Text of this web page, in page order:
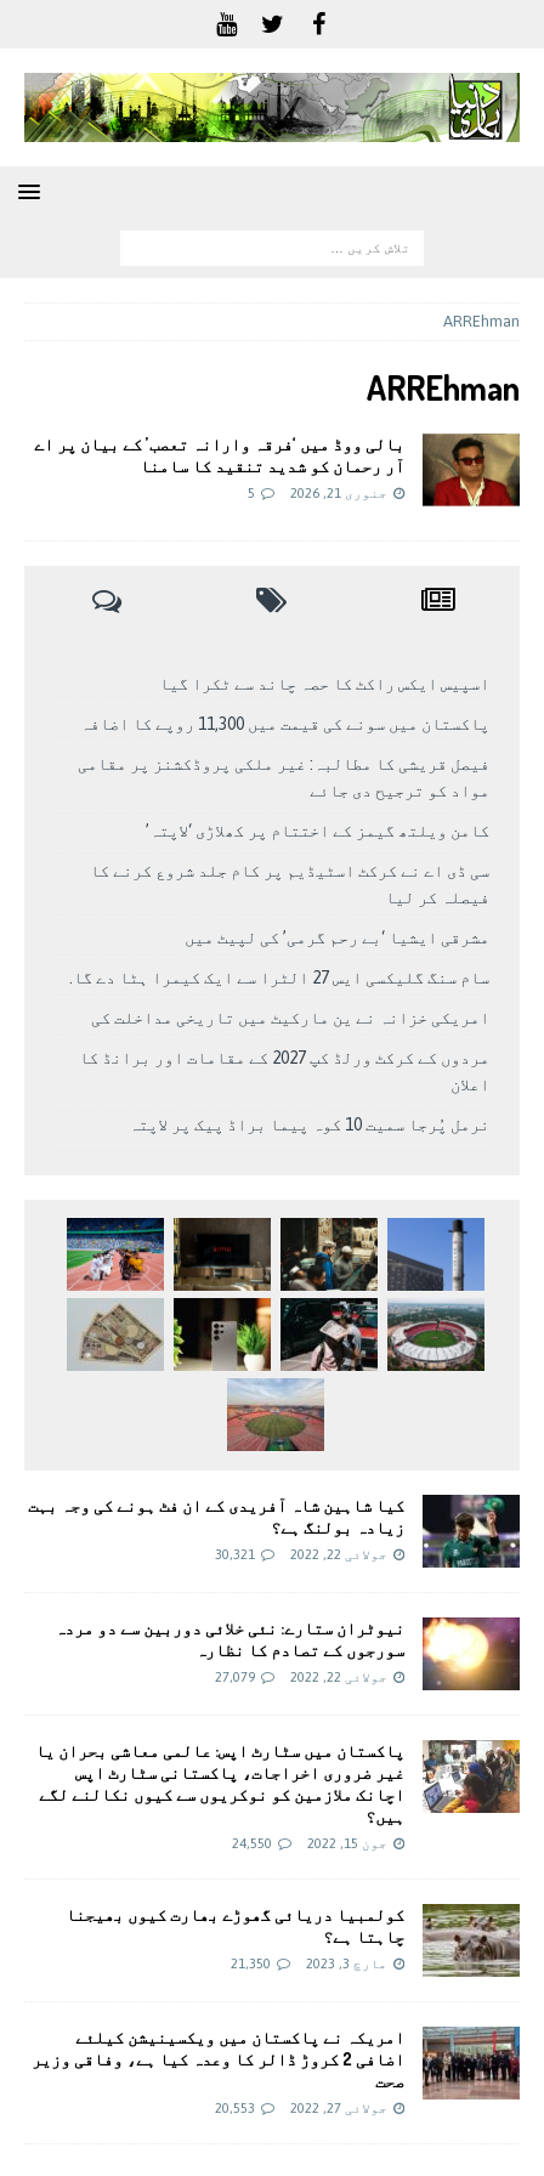
ARREhman
ARREhman
بالی ووڈ میں ‘فرقہ وارانہ تعصب’ کے بیان پر اے
آر رحمان کو شدید تنقید کا سامنا
جنوری 21, 2026 5
اسپیس ایکس راکٹ کا حصہ چاند سے ٹکرا گیا
پاکستان میں سونے کی قیمت میں 11,300 روپے کا اضافہ
فیصل قریشی کا مطالبہ: غیر ملکی پروڈکشنز پر مقامی
مواد کو ترجیح دی جائے
کامن ویلتھ گیمز کے اختتام پر کھلاڑی ‘لاپتہ’
سی ڈی اے نے کرکٹ اسٹیڈیم پر کام جلد شروع کرنے کا
فیصلہ کر لیا
مشرقی ایشیا ‘بے رحم گرمی’ کی لپیٹ میں
سام سنگ گلیکسی ایس 27 الٹرا سے ایک کیمرا ہٹا دے گا.
امریکی خزانہ نے ین مارکیٹ میں تاریخی مداخلت کی
مردوں کے کرکٹ ورلڈ کپ 2027 کے مقامات اور برانڈ کا
اعلان
نرمل پُرجا سمیت 10 کوہ پیما براڈ پیک پر لاپتہ
کیا شاہین شاہ آفریدی کے ان فٹ ہونے کی وجہ بہت
زیادہ بولنگ ہے؟
جولائی 22, 2022 30,321
نیوٹران ستارے: نئی خلائی دوربین سے دو مردہ
سورجوں کے تصادم کا نظارہ
جولائی 22, 2022 27,079
پاکستان میں سٹارٹ اپس: عالمی معاشی بحران یا
غیر ضروری اخراجات، پاکستانی سٹارٹ اپس
اچانک ملازمین کو نوکریوں سے کیوں نکالنے لگے
ہیں؟
جون 15, 2022 24,550
کولمبیا دریائی گھوڑے بھارت کیوں بھیجنا
چاہتا ہے؟
مارچ 3, 2023 21,350
امريکہ نے پاکستان میں ویکسینیشن کیلئے
اضافی 2 کروڑ ڈالر کا وعدہ کیا ہے، وفاقی وزیر
صحت
جولائی 27, 2022 20,553